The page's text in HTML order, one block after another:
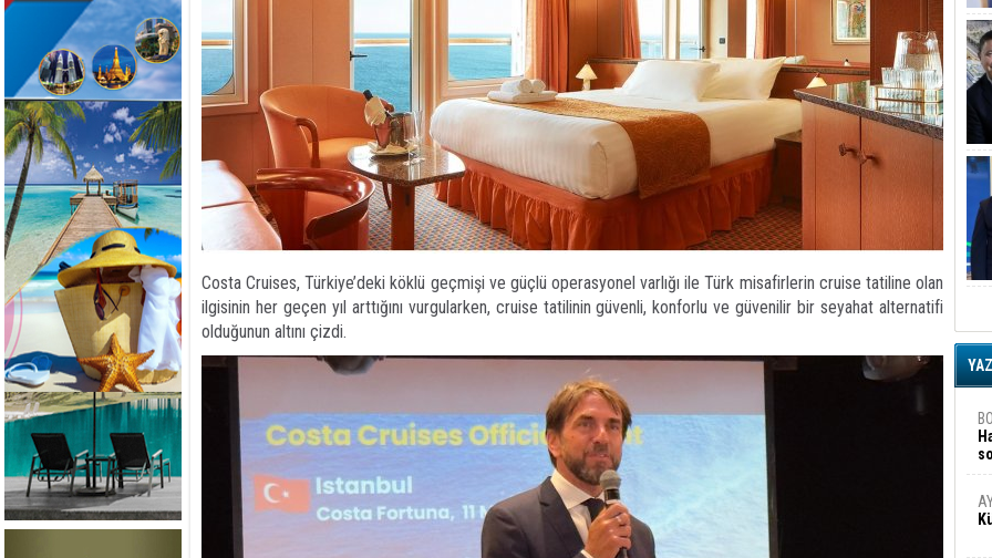
Costa Cruises, Türkiye’deki köklü geçmişi ve güçlü operasyonel varlığı ile Türk misafirlerin cruise tatiline olan
ilgisinin her geçen yıl arttığını vurgularken, cruise tatilinin güvenli, konforlu ve güvenilir bir seyahat alternatifi
olduğunun altını çizdi.